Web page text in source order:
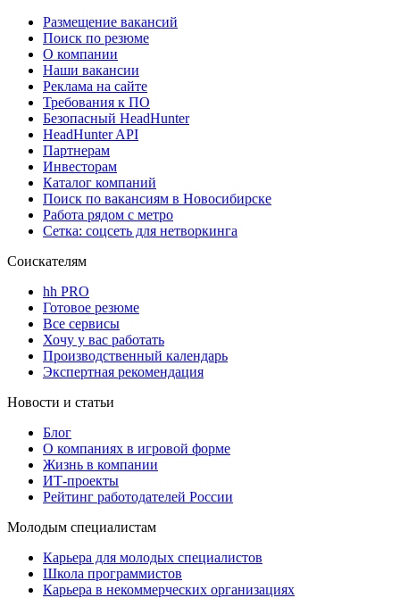
Размещение вакансий
Поиск по резюме
О компании
Наши вакансии
Реклама на сайте
Требования к ПО
Безопасный HeadHunter
HeadHunter API
Партнерам
Инвесторам
Каталог компаний
Поиск по вакансиям в Новосибирске
Работа рядом с метро
Сетка: соцсеть для нетворкинга
Соискателям
hh PRO
Готовое резюме
Все сервисы
Хочу у вас работать
Производственный календарь
Экспертная рекомендация
Новости и статьи
Блог
О компаниях в игровой форме
Жизнь в компании
ИТ-проекты
Рейтинг работодателей России
Молодым специалистам
Карьера для молодых специалистов
Школа программистов
Карьера в некоммерческих организациях